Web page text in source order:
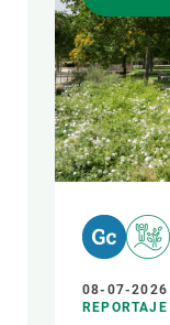
08-07-2026
REPORTAJE